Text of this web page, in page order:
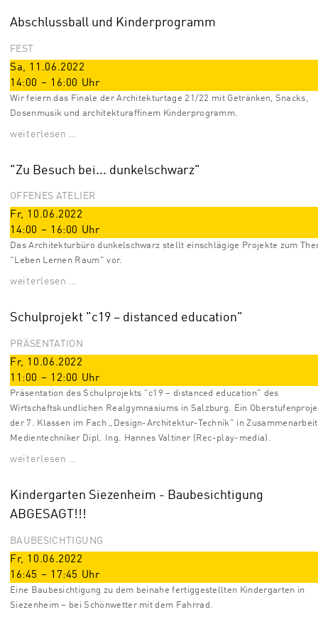
Abschlussball und Kinderprogramm
FEST
Sa, 11.06.2022
14:00 – 16:00 Uhr
Wir feiern das Finale der Architekturtage 21/22 mit Getränken, Snacks,
Dosenmusik und architekturaffinem Kinderprogramm.
weiterlesen …
"Zu Besuch bei... dunkelschwarz"
OFFENES ATELIER
Fr, 10.06.2022
14:00 – 16:00 Uhr
Das Architekturbüro dunkelschwarz stellt einschlägige Projekte zum
"Leben Lernen Raum" vor.
weiterlesen …
Schulprojekt "c19 – distanced education"
PRÄSENTATION
Fr, 10.06.2022
11:00 – 12:00 Uhr
Präsentation des Schulprojekts "c19 – distanced education" des
Wirtschaftskundlichen Realgymnasiums in Salzburg. Ein
der 7. Klassen im Fach „Design-Architektur-Technik" in
Medientechniker Dipl. Ing. Hannes Valtiner (Rec-play-media).
weiterlesen …
Kindergarten Siezenheim - Baubesichtigung
ABGESAGT!!!
BAUBESICHTIGUNG
Fr, 10.06.2022
16:45 – 17:45 Uhr
Eine Baubesichtigung zu dem beinahe fertiggestellten Kindergarten in
Siezenheim – bei Schönwetter mit dem Fahrrad.